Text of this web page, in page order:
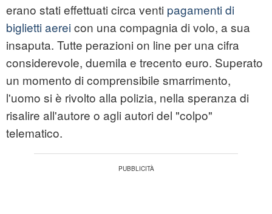
erano stati effettuati circa venti pagamenti di
biglietti aereicon una compagnia di volo, a sua
insaputa. Tutte perazioni on line per una cifra
considerevole, duemila e trecento euro. Superato
un momento di comprensibile smarrimento,
l'uomo si è rivolto alla polizia, nella speranza di
risalire all'autore o agli autori del "colpo"
telematico.